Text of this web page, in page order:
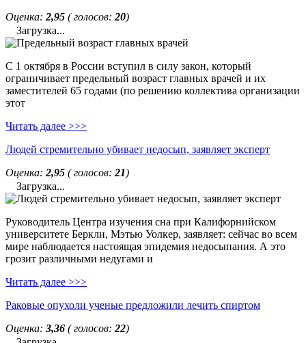
Оценка: 2,95 ( голосов: 20)
Загрузка...
С 1 октября в России вступил в силу закон, который
ограничивает предельный возраст главных врачей и их
заместителей 65 годами (по решению коллектива организации
этот
Читать далее >>>
Людей стремительно убивает недосып, заявляет эксперт
Оценка: 2,95 ( голосов: 21)
Загрузка...
Руководитель Центра изучения сна при Калифорнийском
университете Беркли, Мэтью Уолкер, заявляет: сейчас во всем
мире наблюдается настоящая эпидемия недосыпания. А это
грозит различными недугами и
Читать далее >>>
Раковые опухоли ученые предложили лечить спиртом
Оценка: 3,36 ( голосов: 22)